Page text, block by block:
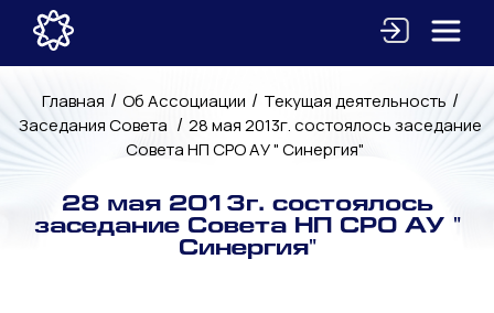
Главная / Об Ассоциации / Текущая деятельность /
Заседания Совета / 28 мая 2013г. состоялось заседание
Совета НП СРО АУ " Синергия"
28 мая 2013г. состоялось
заседание Совета НП СРО АУ "
Синергия"